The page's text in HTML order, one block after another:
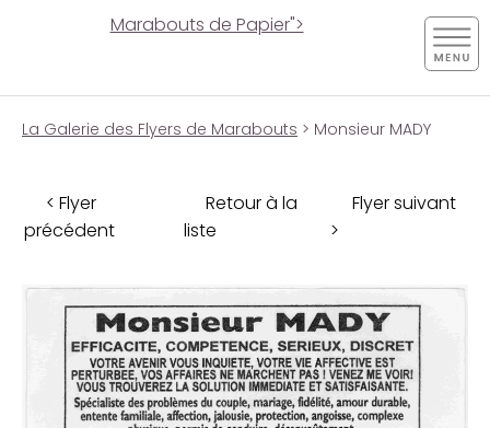
Marabouts de Papier">
La Galerie des Flyers de Marabouts > Monsieur MADY
< Flyer
précédent
Retour à la
liste
Flyer suivant
>